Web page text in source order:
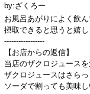
by:ざくろー
お風呂あがりによく飲
摂取できると思うと嬉し
-----------------
【お店からの返信】
当店のザクロジュース
ザクロジュースはさら
ソーダで割っても美味